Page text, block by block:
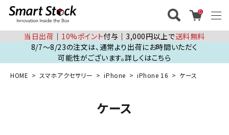
0
当日出荷 │ 10%ポイント付与│3,000円以上で送料無料
8/7～8/23の注文は、通常より出荷にお時間いただく
可能性がございます。詳しくはこちら
HOME スマホアクセサリー iPhone iPhone 16 ケース
ケース